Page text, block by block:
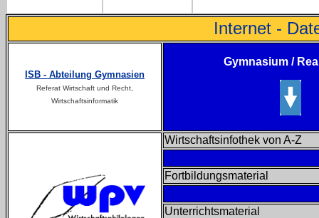
Internet -
SB - Abteilung Gymnasien
Referat Wirtschaft und Recht,
Wirtschaftsinformatik
Gymnasium /
Wirtschaftsinfothek von A-Z
Fortbildungsmaterial
Unterrichtsmaterial